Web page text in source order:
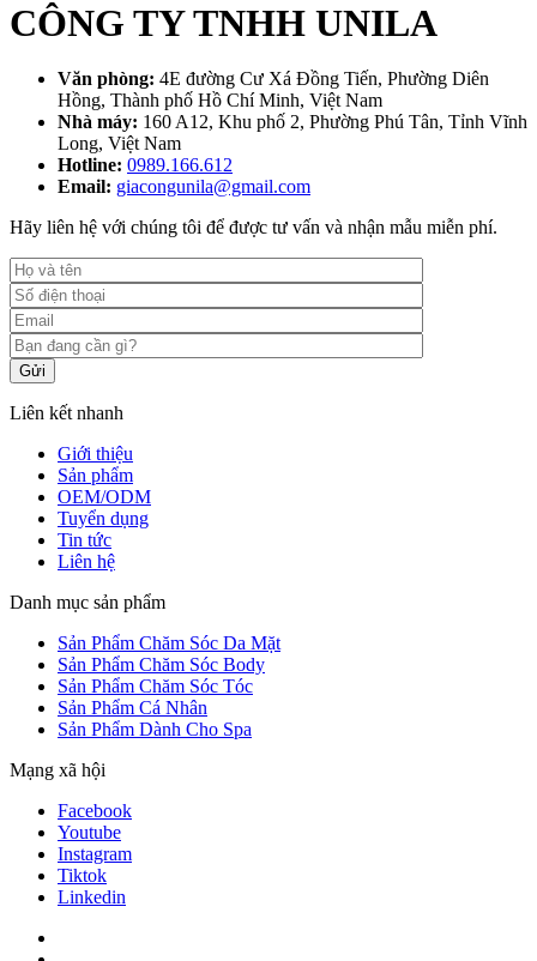
CÔNG TY TNHH UNILA
Văn phòng: 4E đường Cư Xá Đồng Tiến, Phường Diên
Hồng, Thành phố Hồ Chí Minh, Việt Nam
Nhà máy: 160 A12, Khu phố 2, Phường Phú Tân, Tỉnh Vĩnh
Long, Việt Nam
Hotline: 0989.166.612
Email: giacongunila@gmail.com
Hãy liên hệ với chúng tôi để được tư vấn và nhận mẫu miễn phí.
Gửi
Liên kết nhanh
Giới thiệu
Sản phẩm
OEM/ODM
Tuyển dụng
Tin tức
Liên hệ
Danh mục sản phẩm
Sản Phẩm Chăm Sóc Da Mặt
Sản Phẩm Chăm Sóc Body
Sản Phẩm Chăm Sóc Tóc
Sản Phẩm Cá Nhân
Sản Phẩm Dành Cho Spa
Mạng xã hội
Facebook
Youtube
Instagram
Tiktok
Linkedin